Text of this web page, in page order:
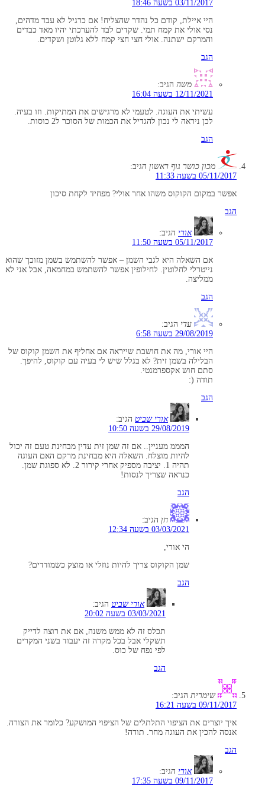
03/11/2017 בשעה 18:46
היי איילת, קודם כל נהדר שהצליח! אם כרגיל לא עבד מדהים,
נסי אולי את קמח תמי. שקדים לבד להערכתי יהיו מאד כבדים
והמרקם ישתנה. אולי חצי חצי קמח ללא גלוטן ושקדים.
הגב
משה הגיב:
12/11/2021 בשעה 16:04
עשיתי את העוגה. לטעמי לא מרגישים את המתיקות. וזו בעיה.
לכן ניראה לי נכון להגדיל את הכמות של הסוכר ל2 כוסות.
הגב
מכון כושר גוף ראשון הגיב:
05/11/2017 בשעה 11:33
אפשר במקום הקוקוס משהו אחר אולי? מפחיד לקחת סיכון
הגב
אורי הגיב:
05/11/2017 בשעה 11:50
אם השאלה היא לגבי השמן – אפשר להשתמש בשמן מזוכך שהוא
נייטרלי לחלוטין. לחילופין אפשר להשתמש במחמאה, אבל אני לא
ממליצה.
הגב
עדי הגיב:
29/08/2019 בשעה 6:58
היי אורי, מה את חושבת שייראה אם אחליף את השמן קוקוס של
הבלילה בשמן זית? לא בגלל שיש לי בעיה עם קוקוס, להיפך.
סתם חוש אקספרמנטי.
תודה (:
הגב
אורי שביט הגיב:
29/08/2019 בשעה 10:50
המממ מעניין.. אם זה שמן זית עדין מבחינת טעם זה יכול
להיות מוצלח. השאלה היא מבחינת מרקם האם העוגה
תהיה 1. יציבה מספיק אחרי קירור 2. לא ספוגת שמן.
כנראה שצריך לנסות!
הגב
חן הגיב:
03/03/2021 בשעה 12:34
הי אורי,
שמן הקוקוס צריך להיות נוזלי או מוצק כשמודדים?
הגב
אורי שביט הגיב:
03/03/2021 בשעה 20:02
תכלס זה לא ממש משנה, אם את רוצה לדייק
תשקלי אבל בכל מקרה זה יעבוד בשני המקרים
לפי נפח של כוס.
הגב
שימרית הגיב:
09/11/2017 בשעה 16:21
איך יוצרים את הציפוי התלתלים של הציפוי המושקע? כלומר את הצורה.
אנסה להכין את העוגה מחר. תודה!
הגב
אורי הגיב:
09/11/2017 בשעה 17:35